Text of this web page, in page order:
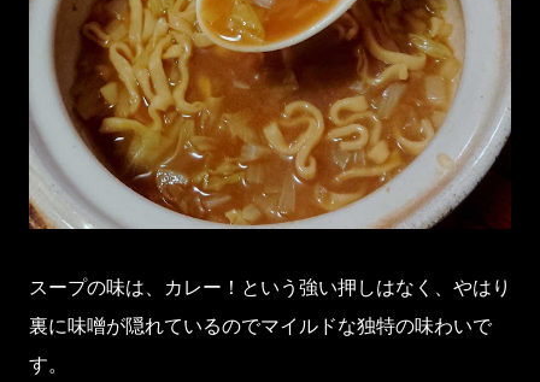
スープの味は、カレー！という強い押しはなく、やはり
裏に味噌が隠れているのでマイルドな独特の味わいで
す。